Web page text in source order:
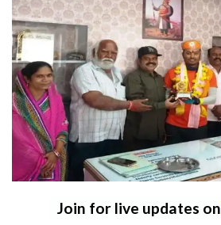
Join for live updates on